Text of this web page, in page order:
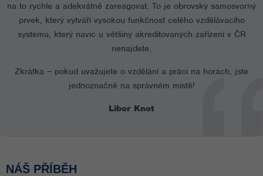
na to rychle a adekvátně zareagovat. To je obrovský samosvorný
prvek, který vytváří vysokou funkčnost celého vzdělávacího
systému, který navíc u většiny akreditovaných zařízení v ČR
nenajdete.
Zkrátka – pokud uvažujete o vzdělání a práci na horách, jste
jednoznačně na správném místě!
Libor Knot
NÁŠ PŘÍBĚH